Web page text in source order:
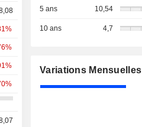
5 ans 10,54
10 ans 4,7
Variations Mensuelles